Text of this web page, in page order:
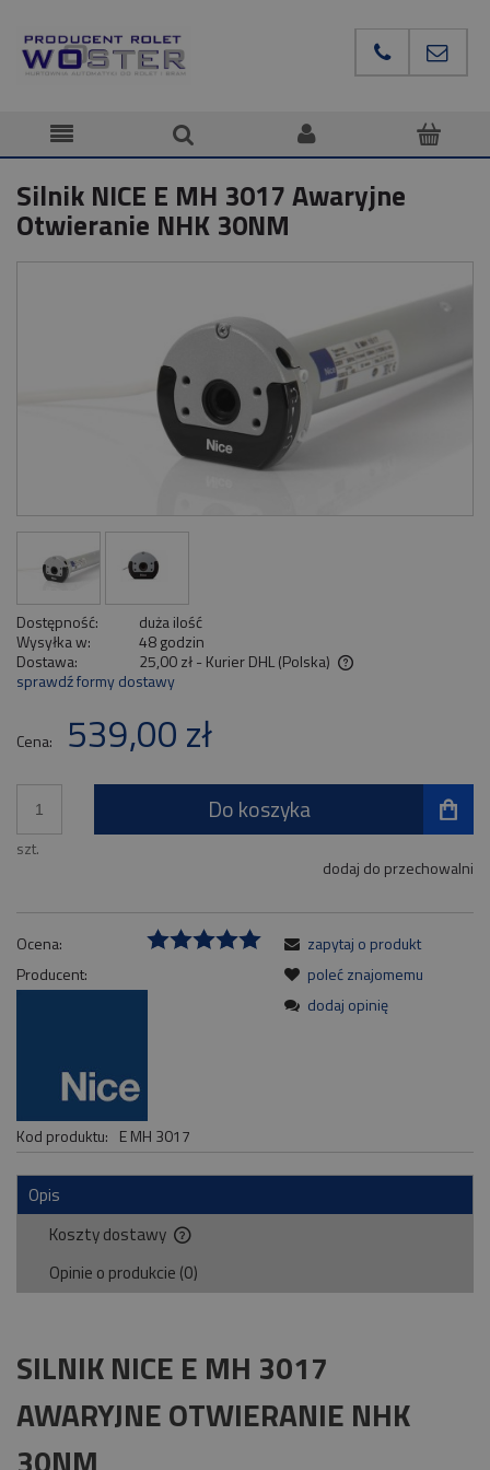
Silnik NICE E MH 3017 Awaryjne
Otwieranie NHK 30NM
Dostępność:
duża ilość
Wysyłka w:
48 godzin
Dostawa:
25,00 zł - Kurier DHL (Polska)
Cena nie zawiera ewentualnych kosztów płatności
sprawdź formy dostawy
Cena: 539,00 zł
szt.
Do koszyka
dodaj do przechowalni
Ocena:
Producent:
Kod produktu: E MH 3017
zapytaj o produkt
poleć znajomemu
dodaj opinię
Opis
Koszty dostawy
Cena nie zawiera ewentualnych kosztów płatności
Opinie o produkcie (0)
SILNIK NICE E MH 3017
AWARYJNE OTWIERANIE NHK